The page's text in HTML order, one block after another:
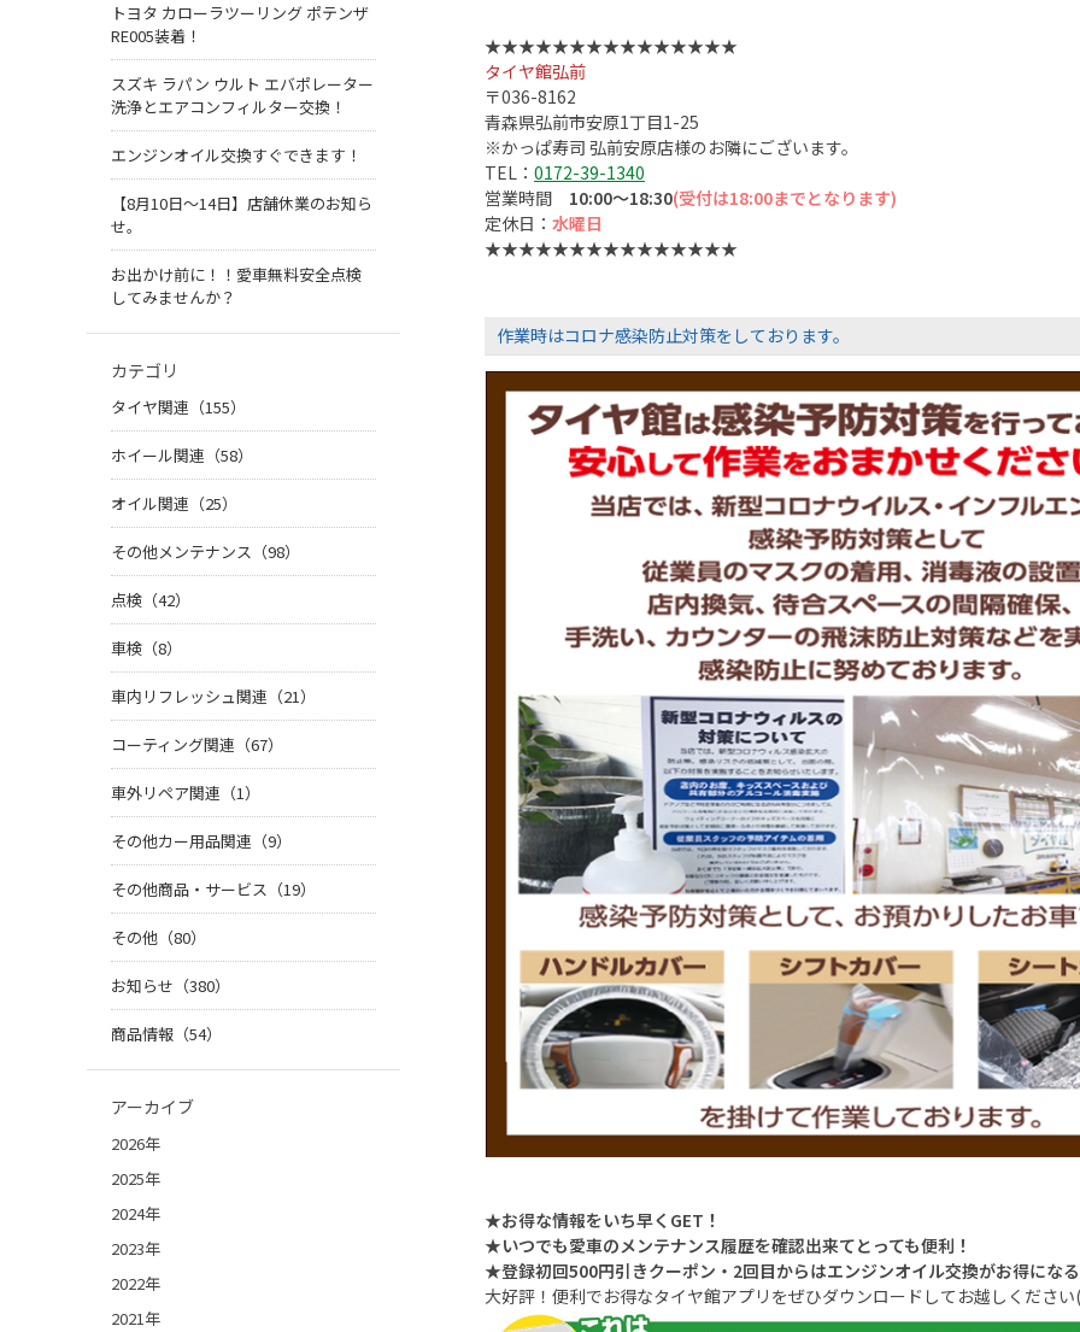
★★★★★★★★★★★★★★★
タイヤ館弘前
〒036-8162
青森県弘前市安原1丁目1-25
※かっぱ寿司 弘前安原店様のお隣にございます。
TEL： 0172-39-1340
営業時間 10:00～18:30(受付は18:00までとなります)
定休日： 水曜日
★★★★★★★★★★★★★★★
作業時はコロナ感染防止対策をしております。
★お得な情報をいち早くGET！
★いつでも愛車のメンテナンス履歴を確認出来てとっても便利！
★登録初回500円引きクーポン・2回目からはエンジンオイル交換がお得にな
大好評！便利でお得なタイヤ館アプリをぜひダウンロードしてお越しくだ
トヨタ カローラツーリング ポテンザ
RE005装着！
スズキ ラパン ウルト エバポレーター
洗浄とエアコンフィルター交換！
エンジンオイル交換すぐできます！
【8月10日～14日】店舗休業のお知ら
せ。
お出かけ前に！！愛車無料安全点検
してみませんか？
カテゴリ
タイヤ関連（155）
ホイール関連（58）
オイル関連（25）
その他メンテナンス（98）
点検（42）
車検（8）
車内リフレッシュ関連（21）
コーティング関連（67）
車外リペア関連（1）
その他カー用品関連（9）
その他商品・サービス（19）
その他（80）
お知らせ（380）
商品情報（54）
アーカイブ
2026年
2025年
2024年
2023年
2022年
2021年